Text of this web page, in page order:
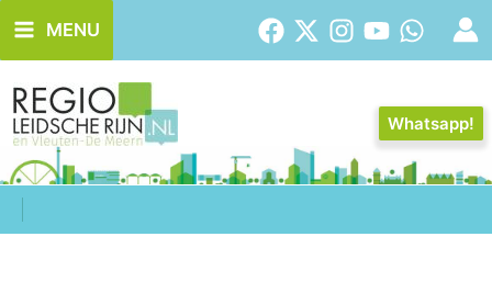
naar
de
inhoud
MENU
Whatsapp!